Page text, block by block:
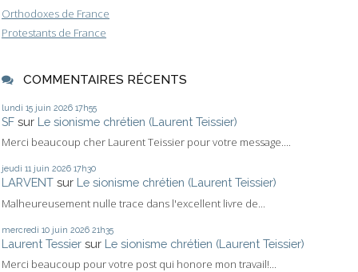
Orthodoxes de France
Protestants de France
COMMENTAIRES RÉCENTS
lundi 15 juin 2026 17h55
SF sur Le sionisme chrétien (Laurent Teissier)
Merci beaucoup cher Laurent Teissier pour votre message....
jeudi 11 juin 2026 17h30
LARVENT sur Le sionisme chrétien (Laurent Teissier)
Malheureusement nulle trace dans l'excellent livre de...
mercredi 10 juin 2026 21h35
Laurent Tessier sur Le sionisme chrétien (Laurent Teissier)
Merci beaucoup pour votre post qui honore mon travail!...